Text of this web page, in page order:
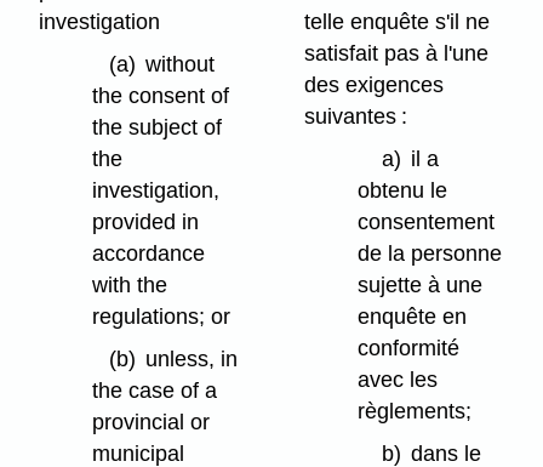
investigation
(a) without
the consent of
the subject of
the
investigation,
provided in
accordance
with the
regulations; or
(b) unless, in
the case of a
provincial or
municipal
telle enquête s'il ne
satisfait pas à l'une
des exigences
suivantes :
a) il a
obtenu le
consentement
de la personne
sujette à une
enquête en
conformité
avec les
règlements;
b) dans le